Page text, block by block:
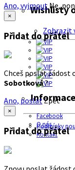
Wishlisty
Zobrazit
Informace
Facebook
O nás
Podmínky
Kontakt
Ano, vyjmout Ne,
×
Přidat do přátel
Chceš poslat žádost
Sobotková?
Ano, poslatZpět
×
Přidat do přátel